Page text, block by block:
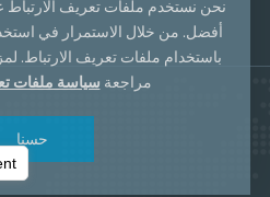
نحن نستخدم ملفات تعريف الارتباط
أفضل. من خلال الاستمرار في
باستخدام ملفات تعريف الارتباط.
مراجعة سياسة ملفات
حسنا